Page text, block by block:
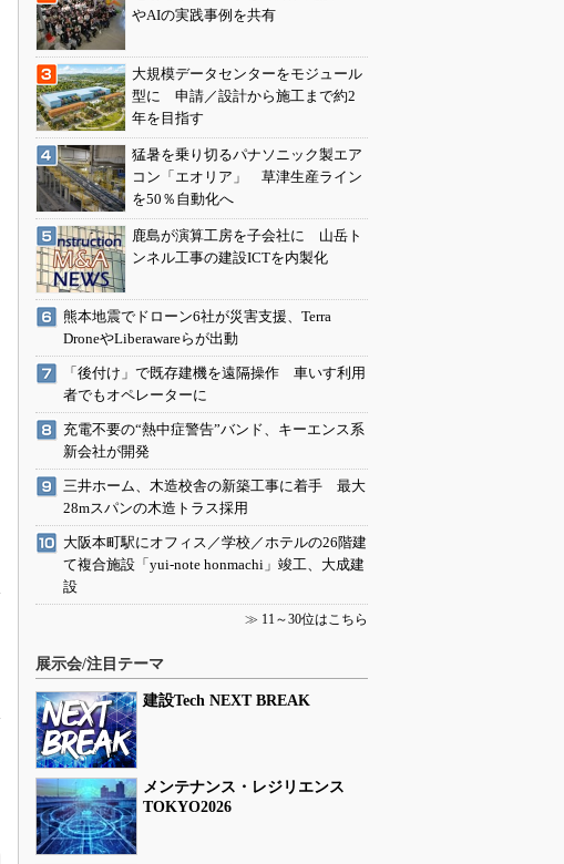
やAIの実践事例を共有
大規模データセンターをモジュール
型に 申請／設計から施工まで約2
年を目指す
猛暑を乗り切るパナソニック製エア
コン「エオリア」 草津生産ライン
を50％自動化へ
鹿島が演算工房を子会社に 山岳ト
ンネル工事の建設ICTを内製化
熊本地震でドローン6社が災害支援、Terra
DroneやLiberawareらが出動
「後付け」で既存建機を遠隔操作 車いす利用
者でもオペレーターに
充電不要の“熱中症警告”バンド、キーエンス系
新会社が開発
三井ホーム、木造校舎の新築工事に着手 最大
28mスパンの木造トラス採用
大阪本町駅にオフィス／学校／ホテルの26階建
て複合施設「yui-note honmachi」竣工、大成建
設
≫ 11～30位はこちら
展示会/注目テーマ
建設Tech NEXT BREAK
メンテナンス・レジリエンス
TOKYO2026